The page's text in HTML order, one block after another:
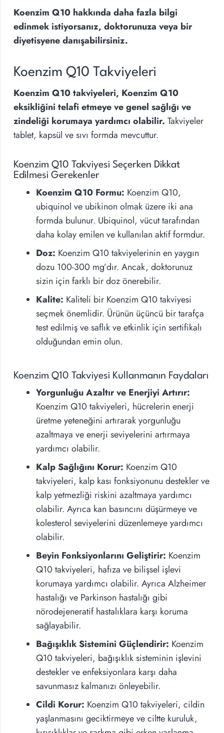
Koenzim Q10 hakkında daha fazla bilgi
edinmek istiyorsanız, doktorunuza veya bir
diyetisyene danışabilirsiniz.
Koenzim Q10 Takviyeleri
Koenzim Q10 takviyeleri, Koenzim Q10
eksikliğini telafi etmeye ve genel sağlığı ve
zindeliği korumaya yardımcı olabilir. Takviyeler
tablet, kapsül ve sıvı formda mevcuttur.
Koenzim Q10 Takviyesi Seçerken Dikkat
Edilmesi Gerekenler
Koenzim Q10 Formu: Koenzim Q10,
ubiquinol ve ubikinon olmak üzere iki ana
formda bulunur. Ubiquinol, vücut tarafından
daha kolay emilen ve kullanılan aktif formdur.
Doz: Koenzim Q10 takviyelerinin en yaygın
dozu 100-300 mg’dır. Ancak, doktorunuz
sizin için farklı bir doz önerebilir.
Kalite: Kaliteli bir Koenzim Q10 takviyesi
seçmek önemlidir. Ürünün üçüncü bir tarafça
test edilmiş ve saflık ve etkinlik için sertifikalı
olduğundan emin olun.
Koenzim Q10 Takviyesi Kullanmanın Faydaları
Yorgunluğu Azaltır ve Enerjiyi Artırır:
Koenzim Q10 takviyeleri, hücrelerin enerji
üretme yeteneğini artırarak yorgunluğu
azaltmaya ve enerji seviyelerini artırmaya
yardımcı olabilir.
Kalp Sağlığını Korur: Koenzim Q10
takviyeleri, kalp kası fonksiyonunu destekler ve
kalp yetmezliği riskini azaltmaya yardımcı
olabilir. Ayrıca kan basıncını düşürmeye ve
kolesterol seviyelerini düzenlemeye yardımcı
olabilir.
Beyin Fonksiyonlarını Geliştirir: Koenzim
Q10 takviyeleri, hafıza ve bilişsel işlevi
korumaya yardımcı olabilir. Ayrıca Alzheimer
hastalığı ve Parkinson hastalığı gibi
nörodejeneratif hastalıklara karşı koruma
sağlayabilir.
Bağışıklık Sistemini Güçlendirir: Koenzim
Q10 takviyeleri, bağışıklık sisteminin işlevini
destekler ve enfeksiyonlara karşı daha
savunmasız kalmanızı önleyebilir.
Cildi Korur: Koenzim Q10 takviyeleri, cildin
yaşlanmasını geciktirmeye ve ciltte kuruluk,